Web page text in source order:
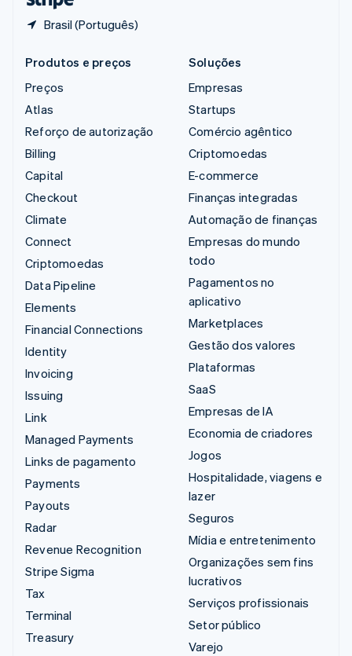
Brasil (Português)
Produtos e preços
Preços
Atlas
Reforço de autorização
Billing
Capital
Checkout
Climate
Connect
Criptomoedas
Data Pipeline
Elements
Financial Connections
Identity
Invoicing
Issuing
Link
Managed Payments
Links de pagamento
Payments
Payouts
Radar
Revenue Recognition
Stripe Sigma
Tax
Terminal
Treasury
Soluções
Empresas
Startups
Comércio agêntico
Criptomoedas
E-commerce
Finanças integradas
Automação de finanças
Empresas do mundo
todo
Pagamentos no
aplicativo
Marketplaces
Gestão dos valores
Plataformas
SaaS
Empresas de IA
Economia de criadores
Jogos
Hospitalidade, viagens e
lazer
Seguros
Mídia e entretenimento
Organizações sem fins
lucrativos
Serviços profissionais
Setor público
Varejo